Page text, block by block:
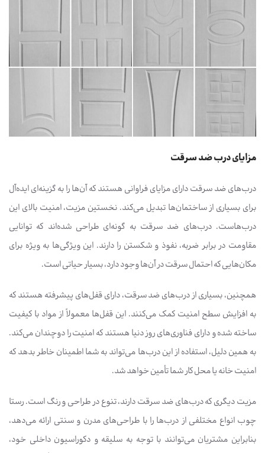
مزایای درب ضد سرقت
درب‌های ضد سرقت دارای مزایای فراوانی هستند که آن‌ها را به گزینه‌ای ایده‌آل
برای بسیاری از ساختمان‌ها تبدیل می‌کند. نخستین مزیت، امنیت بالای این
درب‌هاست. درب‌های ضد سرقت به گونه‌ای طراحی شده‌اند که توانایی
مقاومت در برابر ضربه، نفوذ و شکستن را دارند. این ویژگی‌ها به ویژه برای
مکان‌هایی که احتمال سرقت در آن‌ها وجود دارد، بسیار حیاتی است.
همچنین، بسیاری از درب‌های ضد سرقت، دارای قفل‌های پیشرفته هستند که
به افزایش سطح امنیت کمک می‌کنند. این قفل‌ها معمولاً از مواد با کیفیت
ساخته شده و دارای فناوری‌های روز دنیا هستند که امنیت را دوچندان می‌کند.
به همین دلیل، استفاده از این درب‌ها می‌تواند به شما اطمینان خاطر بدهد که
امنیت خانه یا محل کار شما تأمین خواهد شد.
مزیت دیگری که درب‌های ضد سرقت دارند، تنوع در طراحی و رنگ است. رستا
چوب انواع مختلفی از درب‌ها را با طراحی‌های مدرن و سنتی ارائه می‌دهد،
بنابراین مشتریان می‌توانند با توجه به سلیقه و دکوراسیون داخلی خود،